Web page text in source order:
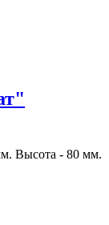
Высота - 80 мм.